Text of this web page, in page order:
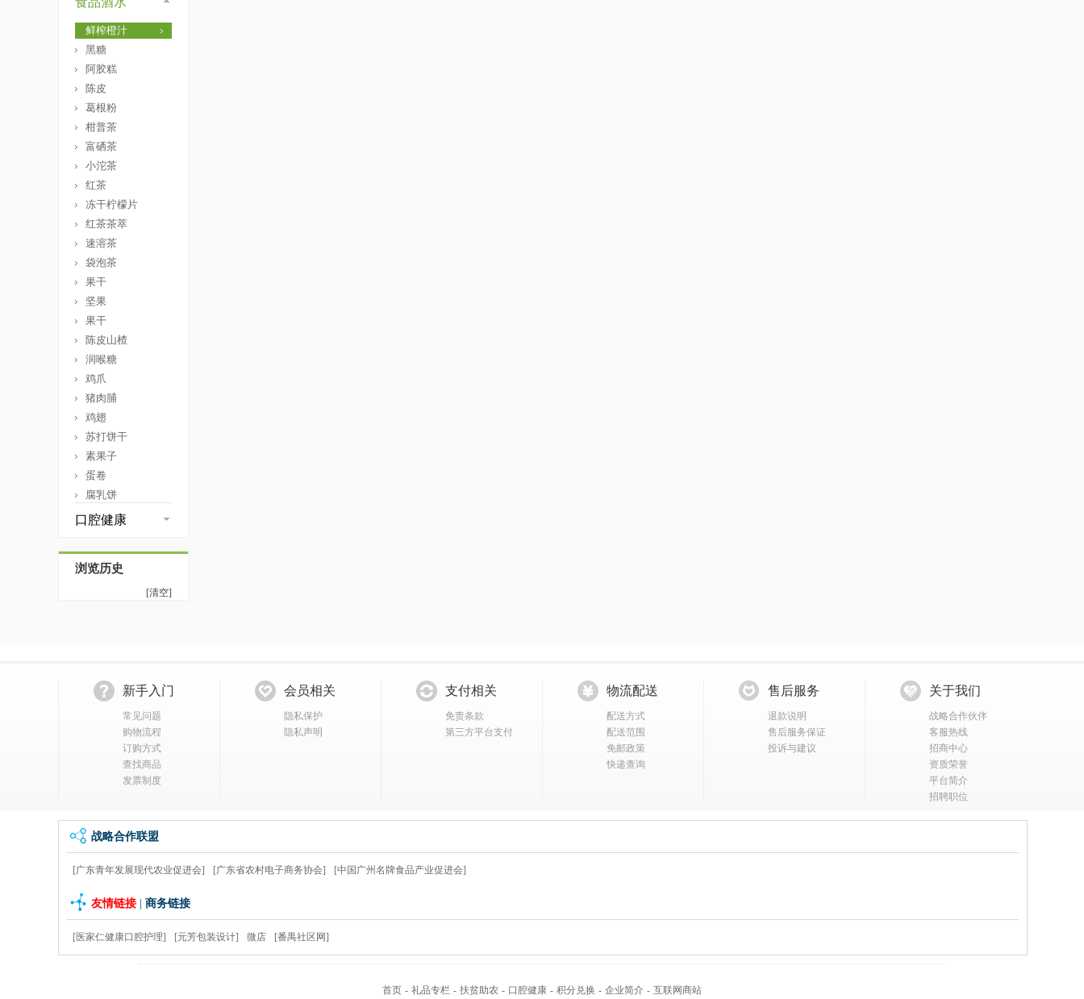
鲜榨橙汁
黑糖
阿胶糕
陈皮
葛根粉
柑普茶
富硒茶
小沱茶
红茶
冻干柠檬片
红茶茶萃
速溶茶
袋泡茶
果干
坚果
果干
陈皮山楂
润喉糖
鸡爪
猪肉脯
鸡翅
苏打饼干
素果子
蛋卷
腐乳饼
口腔健康
浏览历史
[清空]
新手入门
常见问题
购物流程
订购方式
查找商品
发票制度
会员相关
隐私保护
隐私声明
支付相关
免责条款
第三方平台支付
物流配送
配送方式
配送范围
免邮政策
快递查询
售后服务
退款说明
售后服务保证
投诉与建议
关于我们
战略合作伙伴
客服热线
招商中心
资质荣誉
平台简介
招聘职位
战略合作联盟
[广东青年发展现代农业促进会] [广东省农村电子商务协会] [中国广州名牌食品产业促进会]
友情链接 商务链接
[医家仁健康口腔护理] [元芳包装设计] 微店 [番禺社区网]
首页 - 礼品专栏 - 扶贫助农 - 口腔健康 - 积分兑换 - 企业简介 - 互联网商站